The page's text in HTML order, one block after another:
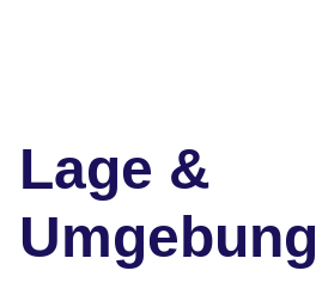
Lage &
Umgebung